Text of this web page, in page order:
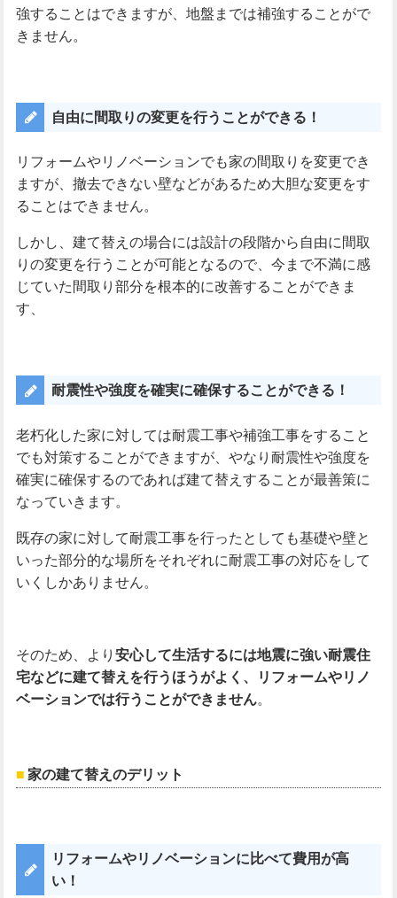
強することはできますが、地盤までは補強することがで
きません。
自由に間取りの変更を行うことができる！
リフォームやリノベーションでも家の間取りを変更でき
ますが、撤去できない壁などがあるため大胆な変更をす
ることはできません。
しかし、建て替えの場合には設計の段階から自由に間取
りの変更を行うことが可能となるので、今まで不満に感
じていた間取り部分を根本的に改善することができま
す、
耐震性や強度を確実に確保することができる！
老朽化した家に対しては耐震工事や補強工事をすること
でも対策することができますが、やなり耐震性や強度を
確実に確保するのであれば建て替えすることが最善策に
なっていきます。
既存の家に対して耐震工事を行ったとしても基礎や壁と
いった部分的な場所をそれぞれに耐震工事の対応をして
いくしかありません。
そのため、より 安心して生活するには地震に強い耐震住
宅などに建て替えを行うほうがよく、リフォームやリノ
ベーションでは行うことができません。
家の建て替えのデリット
リフォームやリノベーションに比べて費用が高
い！